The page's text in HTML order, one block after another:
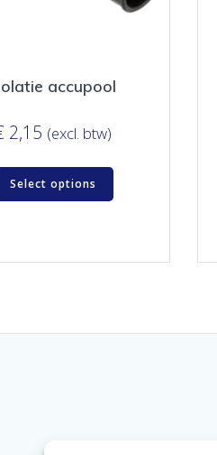
accupool
2,15 (excl. btw)
Select options